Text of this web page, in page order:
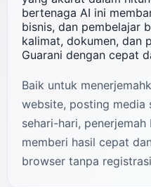
bertenaga AI ini
bisnis, dan pembelajar
kalimat, dokumen, dan
Guarani dengan cepat
Baik untuk
website, posting media
sehari-hari, penerjemah
memberi hasil cepat
browser tanpa